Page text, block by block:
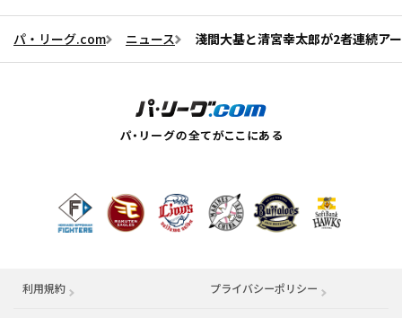
パ・リーグ.com ニュース 淺間大基と清宮幸太郎が2者連続ア
利用規約 プライバシーポリシー